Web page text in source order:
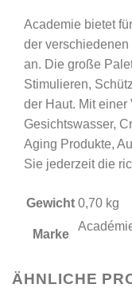
Academie bietet
der
an. Die große
Stimulieren,
der Haut. Mit
Gesichtswasser,
Aging Produkte,
Sie jederzeit die
Gewicht 0,70 kg
Marke
ÄHNLICHE